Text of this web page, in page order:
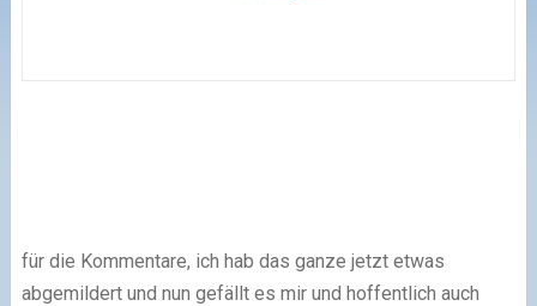
für die Kommentare, ich hab das ganze jetzt etwas
abgemildert und nun gefällt es mir und hoffentlich auch